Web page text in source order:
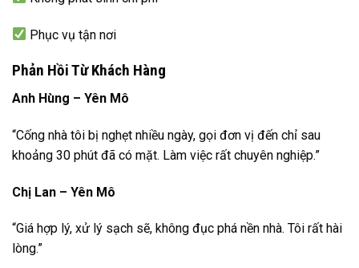
Phục vụ tận nơi
Phản Hồi Từ Khách Hàng
Anh Hùng – Yên Mô
“Cống nhà tôi bị nghẹt nhiều ngày, gọi đơn vị đến chỉ sau
khoảng 30 phút đã có mặt. Làm việc rất chuyên nghiệp.”
Chị Lan – Yên Mô
“Giá hợp lý, xử lý sạch sẽ, không đục phá nền nhà. Tôi rất hài
lòng.”